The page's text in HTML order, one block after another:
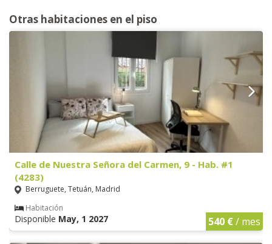
Otras habitaciones en el piso
Calle de Nuestra Señora del Carmen, 9 - Hab. #1
(4283)
Berruguete, Tetuán, Madrid
Habitación
Disponible May, 1 2027 540 €/ mes